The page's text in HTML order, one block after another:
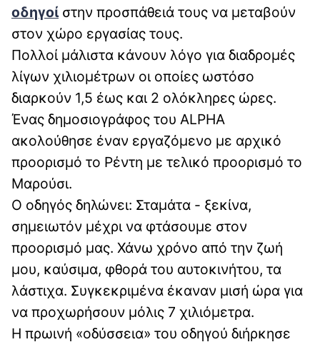
οδηγοίστην προσπάθειά τους να μεταβούν
στον χώρο εργασίας τους.
Πολλοί μάλιστα κάνουν λόγο για διαδρομές
λίγων χιλιομέτρων οι οποίες ωστόσο
διαρκούν 1,5 έως και 2 ολόκληρες ώρες.
Ένας δημοσιογράφος του ALPHA
ακολούθησε έναν εργαζόμενο με αρχικό
προορισμό το Ρέντη με τελικό προορισμό το
Μαρούσι.
Ο οδηγός δηλώνει: Σταμάτα - ξεκίνα,
σημειωτόν μέχρι να φτάσουμε στον
προορισμό μας. Χάνω χρόνο από την ζωή
μου, καύσιμα, φθορά του αυτοκινήτου, τα
λάστιχα. Συγκεκριμένα έκαναν μισή ώρα για
να προχωρήσουν μόλις 7 χιλιόμετρα.
Η πρωινή «οδύσσεια» του οδηγού διήρκησε